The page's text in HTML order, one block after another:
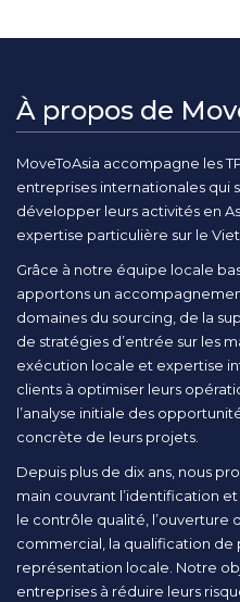
À propos de
MoveToAsia accompagne les
entreprises internationales qui
développer leurs activités en
expertise particulière sur le
Grâce à notre équipe locale
apportons un
domaines du sourcing, de la
de stratégies d’entrée sur les
exécution locale et expertise
clients à optimiser leurs
l’analyse initiale des
concrète de leurs projets.
Depuis plus de dix ans, nous
main couvrant l’identification
le contrôle qualité,
commercial, la qualification de
représentation locale. Notre
entreprises à réduire leurs